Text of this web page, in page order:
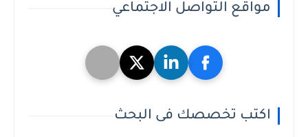
مواقع التواصل الاجتماعي
اكتب تخصصك فى البحث